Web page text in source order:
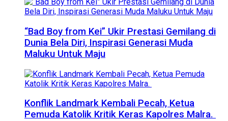
“Bad Boy from Kei” Ukir Prestasi Gemilang di
Dunia Bela Diri, Inspirasi Generasi Muda
Maluku Untuk Maju
Konflik Landmark Kembali Pecah, Ketua
Pemuda Katolik Kritik Keras Kapolres Malra.